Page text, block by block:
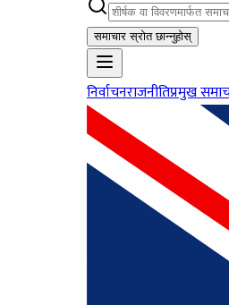
समाचार स्रोत छान्नुहोस्
निर्वाचनराजनीतिप्रमुख